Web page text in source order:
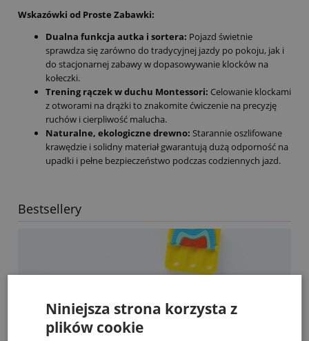
Wskazówki od Proste Zabawki:
Dualna funkcja autka i sortera: Pojazd świetnie
sprawdza się zarówno do tradycyjnej jazdy po pokoju, jak i
do stacjonarnej zabawy w dopasowywanie klocków na
kołeczki.
Trening rączek w duchu Montessori: Celowanie klockami
z otworami na drążki to znakomite ćwiczenie na precyzję
ruchów i cierpliwość malucha.
Naturalne, ekologiczne drewno: Starannie oszlifowane
krawędzie i solidny materiał gwarantują dużą odporność na
upadki i pełne bezpieczeństwo podczas codziennych jazd.
Bestsellery
Niniejsza strona korzysta z
plików cookie